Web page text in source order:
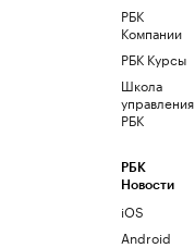
РБК
Компании
РБК Курсы
Школа
управления
РБК
РБК
Новости
iOS
Android